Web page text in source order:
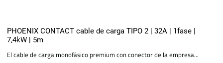
PHOENIX CONTACT cable de carga TIPO 2 | 32A | 1fase |
7,4kW | 5m
El cable de carga monofásico premium con conector de la empresa...